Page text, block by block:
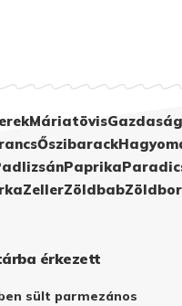
MáriatövisGazdaság
Őszibarack
Paprika
ZellerZöldbab
érkezett
sült parmezános